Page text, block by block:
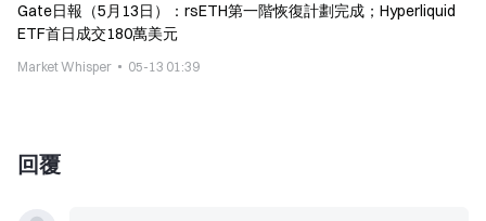
Gate日報（5月13日）：rsETH第一階恢復計劃完成；Hyperliquid
ETF首日成交180萬美元
Market Whisper 05-13 01:39
回覆